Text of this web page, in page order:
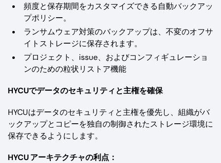
頻度と保存期間をカスタマイズできる自動バックアッ
プポリシー。
ランサムウェア対策のバックアップは、不変のオフサ
イトストレージに保存されます。
プロジェクト、issue、およびコンフィギュレーショ
ンのための粒状リストア機能
HYCUでデータのセキュリティと主権を確保
HYCUはデータのセキュリティと主権を優先し、組織がバ
ックアップとコピーを独自の制御されたストレージ環境に
保存できるようにします。
HYCU アーキテクチャの利点：